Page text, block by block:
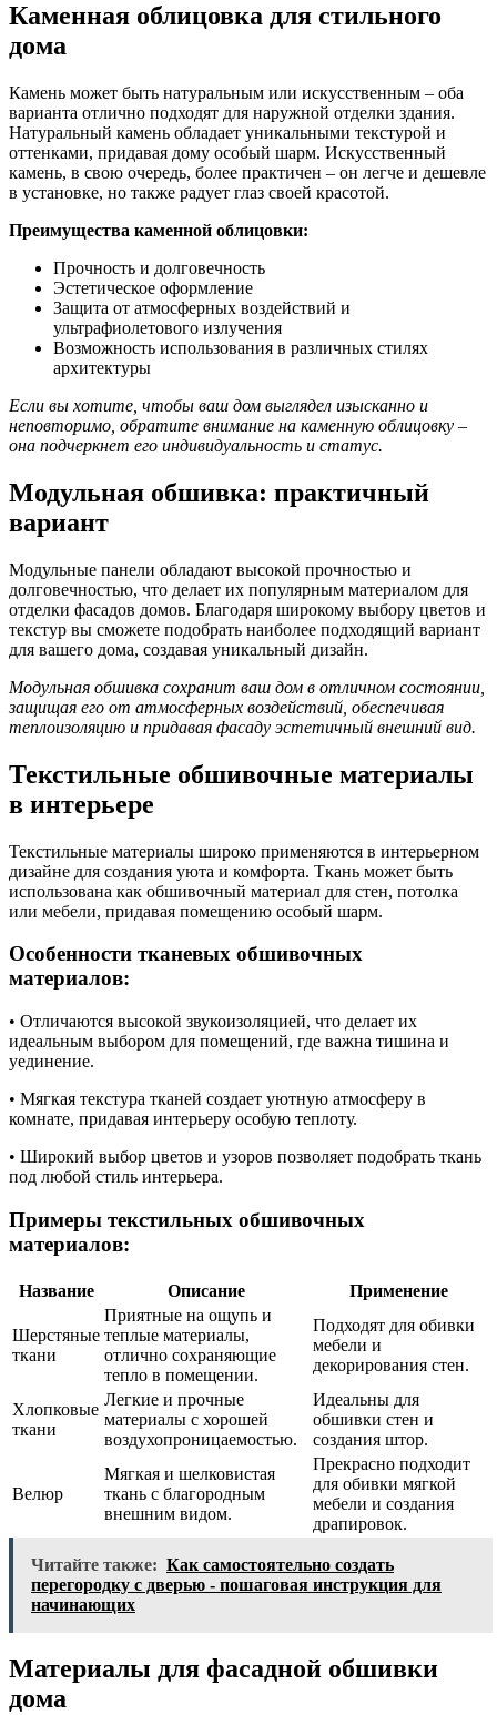
Каменная облицовка для стильного
дома
Камень может быть натуральным или искусственным – оба
варианта отлично подходят для наружной отделки здания.
Натуральный камень обладает уникальными текстурой и
оттенками, придавая дому особый шарм. Искусственный
камень, в свою очередь, более практичен – он легче и дешевле
в установке, но также радует глаз своей красотой.
Преимущества каменной облицовки:
Прочность и долговечность
Эстетическое оформление
Защита от атмосферных воздействий и
ультрафиолетового излучения
Возможность использования в различных стилях
архитектуры
Если вы хотите, чтобы ваш дом выглядел изысканно и
неповторимо, обратите внимание на каменную облицовку –
она подчеркнет его индивидуальность и статус.
Модульная обшивка: практичный
вариант
Модульные панели обладают высокой прочностью и
долговечностью, что делает их популярным материалом для
отделки фасадов домов. Благодаря широкому выбору цветов и
текстур вы сможете подобрать наиболее подходящий вариант
для вашего дома, создавая уникальный дизайн.
Модульная обшивка сохранит ваш дом в отличном состоянии,
защищая его от атмосферных воздействий, обеспечивая
теплоизоляцию и придавая фасаду эстетичный внешний вид.
Текстильные обшивочные материалы
в интерьере
Текстильные материалы широко применяются в интерьерном
дизайне для создания уюта и комфорта. Ткань может быть
использована как обшивочный материал для стен, потолка
или мебели, придавая помещению особый шарм.
Особенности тканевых обшивочных
материалов:
• Отличаются высокой звукоизоляцией, что делает их
идеальным выбором для помещений, где важна тишина и
уединение.
• Мягкая текстура тканей создает уютную атмосферу в
комнате, придавая интерьеру особую теплоту.
• Широкий выбор цветов и узоров позволяет подобрать ткань
под любой стиль интерьера.
Примеры текстильных обшивочных
материалов:
Название Описание Применение
Шерстяные
ткани
Приятные на ощупь и
теплые материалы,
отлично сохраняющие
тепло в помещении.
Подходят для обивки
мебели и
декорирования стен.
Хлопковые
ткани
Легкие и прочные
материалы с хорошей
воздухопроницаемостью.
Идеальны для
обшивки стен и
создания штор.
Велюр
Мягкая и шелковистая
ткань с благородным
внешним видом.
Прекрасно подходит
для обивки мягкой
мебели и создания
драпировок.
Читайте также: Как самостоятельно создать
перегородку с дверью - пошаговая инструкция для
начинающих
Материалы для фасадной обшивки
дома